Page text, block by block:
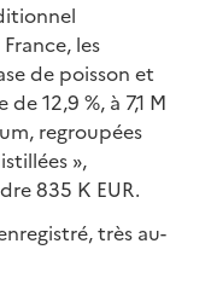
les
de poisson et
12,9 %, à 7,1 M
regroupées
»,
835 K EUR.
très au-